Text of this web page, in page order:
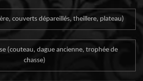
couverts dépareillés, theillere, plateau)
(couteau, dague ancienne, trophée de
chasse)